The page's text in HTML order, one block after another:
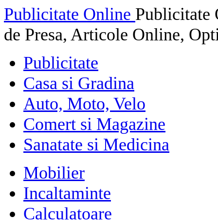
Publicitate Online Publicitate
de Presa, Articole Online,
Publicitate
Casa si Gradina
Auto, Moto, Velo
Comert si Magazine
Sanatate si Medicina
Mobilier
Incaltaminte
Calculatoare